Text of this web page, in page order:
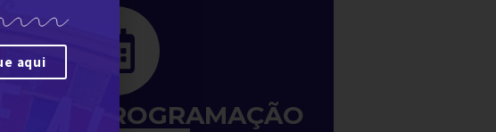
DE PROGRAMAÇÃO
aqui